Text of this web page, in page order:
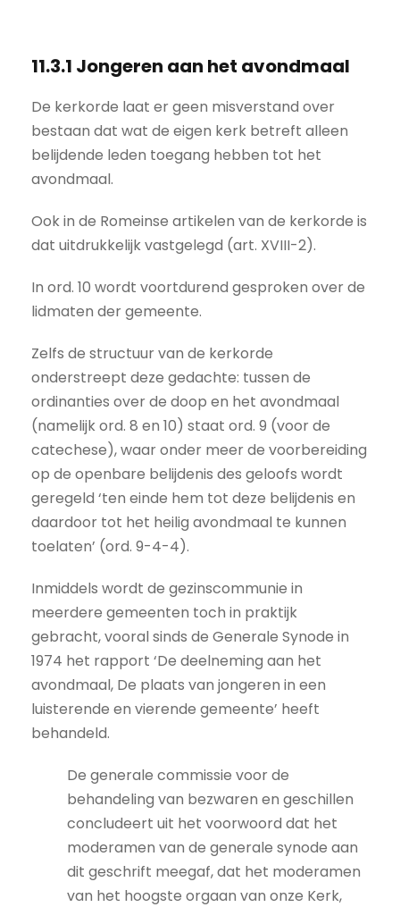
11.3.1 Jongeren aan het avondmaal
De kerkorde laat er geen misverstand over
bestaan dat wat de eigen kerk betreft alleen
belijdende leden toegang hebben tot het
avondmaal.
Ook in de Romeinse artikelen van de kerkorde is
dat uitdrukkelijk vastgelegd (art. XVIII-2).
In ord. 10 wordt voortdurend gesproken over de
lidmaten der gemeente.
Zelfs de structuur van de kerkorde
onderstreept deze gedachte: tussen de
ordinanties over de doop en het avondmaal
(namelijk ord. 8 en 10) staat ord. 9 (voor de
catechese), waar onder meer de voorbereiding
op de openbare belijdenis des geloofs wordt
geregeld ‘ten einde hem tot deze belijdenis en
daardoor tot het heilig avondmaal te kunnen
toelaten’ (ord. 9-4-4).
Inmiddels wordt de gezinscommunie in
meerdere gemeenten toch in praktijk
gebracht, vooral sinds de Generale Synode in
1974 het rapport ‘De deelneming aan het
avondmaal, De plaats van jongeren in een
luisterende en vierende gemeente’ heeft
behandeld.
De generale commissie voor de
behandeling van bezwaren en geschillen
concludeert uit het voorwoord dat het
moderamen van de generale synode aan
dit geschrift meegaf, dat het moderamen
van het hoogste orgaan van onze Kerk,